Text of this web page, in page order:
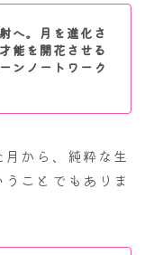
へ。月を進化さ
能を開花させる
ンノートワーク
から、純粋な生
ことでもありま